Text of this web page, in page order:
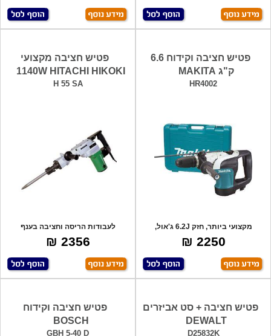
פטיש חציבה וקידוח 6.6
ק"ג MAKITA
HR4002
מקצועי ביותר, חזק 6.2J ג'אול,
1,050W, קי
2250 ₪
פטיש חציבה מקצועי
1140W HITACHI HIKOKI
H 55 SA
לעבודות הריסה וחציבה בענף
הבנין,מערכת בו
2356 ₪
פטיש חציבה + סט אביזרים
DEWALT
D25832K
פטיש חציבה וקידוח
BOSCH
GBH 5-40 D